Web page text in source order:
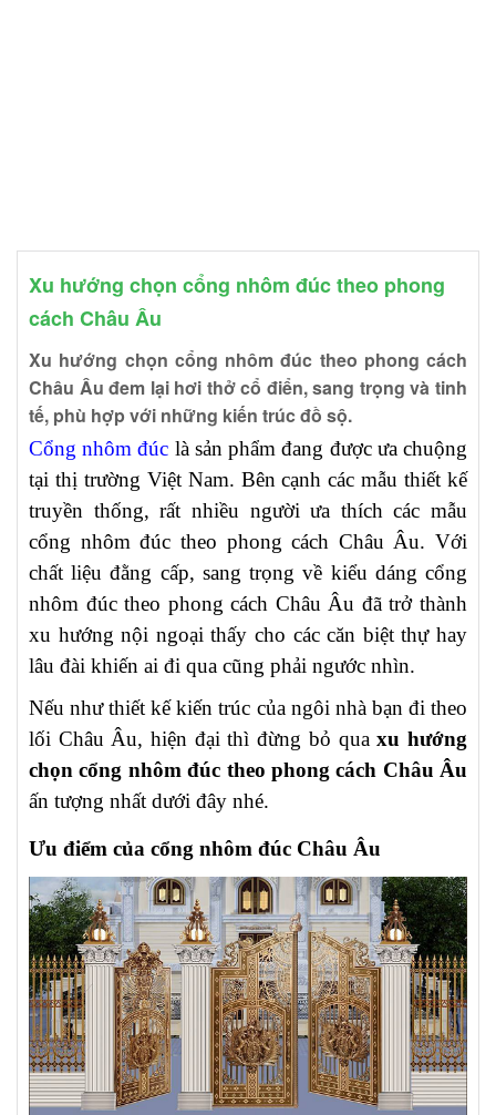
Xu hướng chọn cổng nhôm đúc theo phong
cách Châu Âu
Xu hướng chọn cổng nhôm đúc theo phong cách
Châu Âu đem lại hơi thở cổ điển, sang trọng và tinh
tế, phù hợp với những kiến trúc đồ sộ.
Cổng nhôm đúc là sản phẩm đang được ưa chuộng
tại thị trường Việt Nam. Bên cạnh các mẫu thiết kế
truyền thống, rất nhiều người ưa thích các mẫu
cổng nhôm đúc theo phong cách Châu Âu. Với
chất liệu đằng cấp, sang trọng về kiểu dáng cổng
nhôm đúc theo phong cách Châu Âu đã trở thành
xu hướng nội ngoại thấy cho các căn biệt thự hay
lâu đài khiến ai đi qua cũng phải ngước nhìn.
Nếu như thiết kế kiến trúc của ngôi nhà bạn đi theo
lối Châu Âu, hiện đại thì đừng bỏ quaxu hướng
chọn cổng nhôm đúc theo phong cách Châu Âu
ấn tượng nhất dưới đây nhé.
Ưu điểm của cổng nhôm đúc Châu Âu